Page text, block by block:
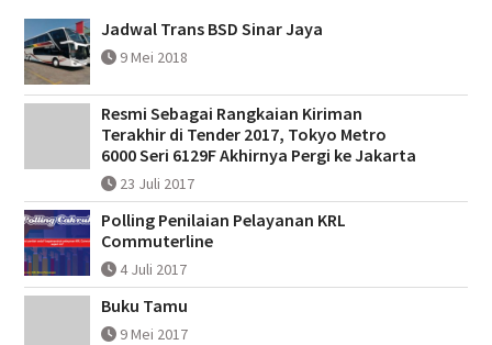
Jadwal Trans BSD Sinar Jaya
9 Mei 2018
Resmi Sebagai Rangkaian Kiriman
Terakhir di Tender 2017, Tokyo Metro
6000 Seri 6129F Akhirnya Pergi ke Jakarta
23 Juli 2017
Polling Penilaian Pelayanan KRL
Commuterline
4 Juli 2017
Buku Tamu
9 Mei 2017